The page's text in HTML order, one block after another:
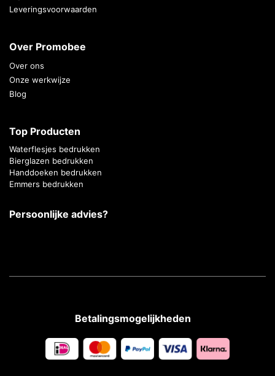
Leveringsvoorwaarden
Over Promobee
Over ons
Onze werkwijze
Blog
Top Producten
Waterflesjes bedrukken
Bierglazen bedrukken
Handdoeken bedrukken
Emmers bedrukken
Persoonlijke advies?
Betalingsmogelijkheden